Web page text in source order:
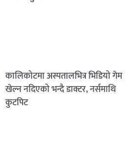
कालिकोटमा अस्पतालभित्र भिडियो गेम
खेल्न नदिएको भन्दै डाक्टर, नर्समाथि
कुटपिट